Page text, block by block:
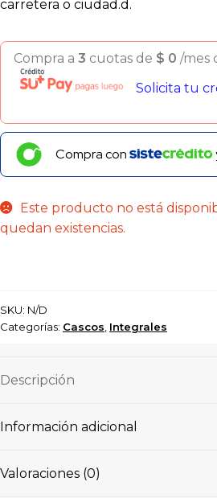
carretera o ciudad.d.
Compra a 3 cuotas de $ 0 /mes
Solicita tu
Compra con
Este producto no está
quedan existencias.
SKU: N/D
Categorías: Cascos Integrales
Descripción
Información adicional
Valoraciones (0)